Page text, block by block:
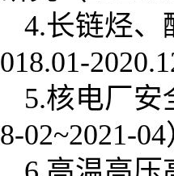
4.长链烃、
018.01-
5.核电厂
8-02~2021-